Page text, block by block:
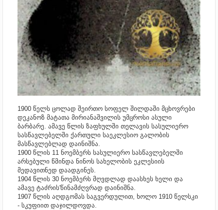
1900 წელს ცოლად შეირთო სოფელ შილდაში მცხოვრები
დეკანოზ მატათა მირიანაშვილის უმცროსი ასული
ბარბარე. ამავე წლის ზაფხულში თელავის სასულიერო
სასწავლებელში ქართული საეკლესიო გალობის
მასწავლებლად დაინიშნა.
1900 წლის 11 ნოემბერს სასულიერო სასწავლებელში
არსებული წმინდა ნინოს სახელობის ეკლესიის
მედავითნედ დაადგინეს.
1904 წლის 30 ნოემბერს მღვდლად დაასხეს ხელი და
ამავე ტაძრის'წინამძღვრად დაინიშნა.
1907 წლის აღდგომას საგვერდულით, ხოლო 1910 წელსკი
- სკუფიით დაჯილდოვდა.